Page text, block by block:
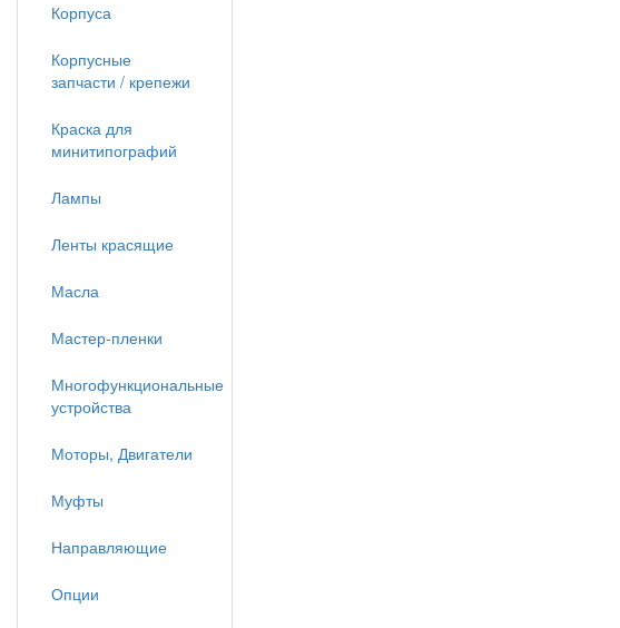
Корпуса
Корпусные
запчасти / крепежи
Краска для
минитипографий
Лампы
Ленты красящие
Масла
Мастер-пленки
Многофункциональные
устройства
Моторы, Двигатели
Муфты
Направляющие
Опции